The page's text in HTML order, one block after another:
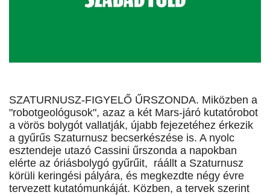
SZATURNUSZ-FIGYELŐ ŰRSZONDA. Miközben a
"robotgeológusok", azaz a két Mars-járó kutatórobot
a vörös bolygót vallatják, újabb fejezetéhez érkezik
a gyűrűs Szaturnusz becserkészése is. A nyolc
esztendeje utazó Cassini űrszonda a napokban
elérte az óriásbolygó gyűrűit, ráállt a Szaturnusz
körüli keringési pályára, és megkezdte négy évre
tervezett kutatómunkáját. Közben, a tervek szerint